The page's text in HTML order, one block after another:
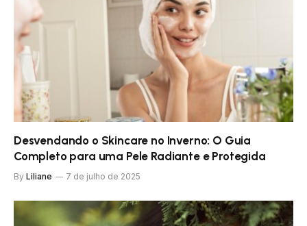
Desvendando o Skincare no Inverno: O Guia
Completo para uma Pele Radiante e Protegida
By Liliane 7 de julho de 2025